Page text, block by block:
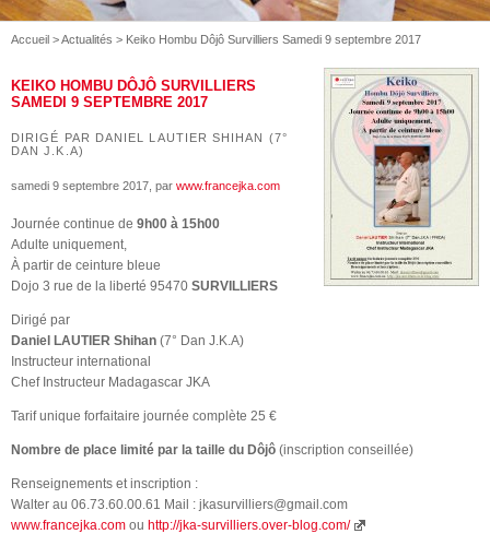
Accueil >Actualités > Keiko Hombu Dôjô Survilliers Samedi 9 septembre 2017
KEIKO HOMBU DÔJÔ SURVILLIERS
SAMEDI 9 SEPTEMBRE 2017
DIRIGÉ PAR DANIEL LAUTIER SHIHAN (7°
DAN J.K.A)
samedi 9 septembre 2017 , par www.francejka.com
Journée continue de 9h00 à 15h00
Adulte uniquement,
À partir de ceinture bleue
Dojo 3 rue de la liberté 95470 SURVILLIERS
Dirigé par
Daniel LAUTIER Shihan (7° Dan J.K.A)
Instructeur international
Chef Instructeur Madagascar JKA
Tarif unique forfaitaire journée complète 25 €
Nombre de place limité par la taille du Dôjô (inscription conseillée)
Renseignements et inscription :
Walter au 06.73.60.00.61 Mail : jkasurvilliers@gmail.com
www.francejka.com ou http://jka-survilliers.over-blog.com/